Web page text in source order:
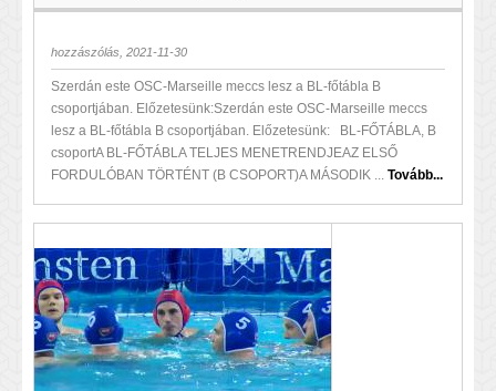
hozzászólás, 2021-11-30
Szerdán este OSC-Marseille meccs lesz a BL-főtábla B
csoportjában. Előzetesünk:Szerdán este OSC-Marseille meccs
lesz a BL-főtábla B csoportjában. Előzetesünk: BL-FŐTÁBLA, B
csoportA BL-FŐTÁBLA TELJES MENETRENDJEAZ ELSŐ
FORDULÓBAN TÖRTÉNT (B CSOPORT)A MÁSODIK ... Tovább...